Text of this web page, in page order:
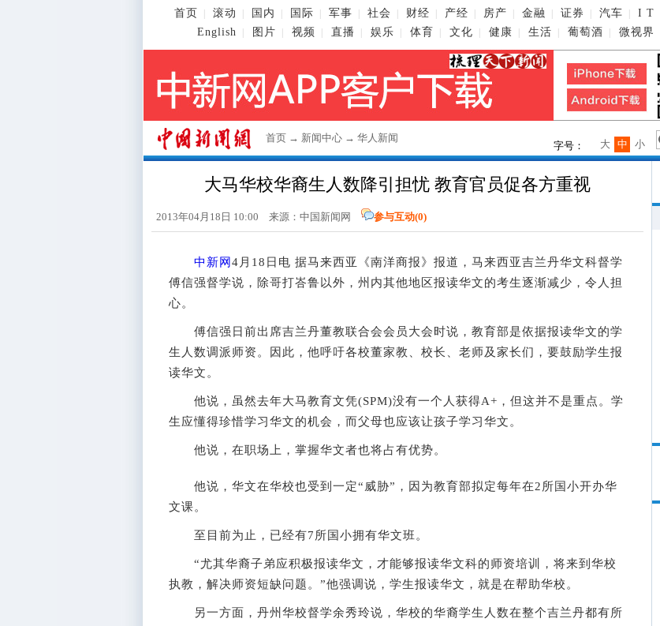
首页 滚动 国内 国际 军事 社会 财经 产经 房产 金融 证券 汽车 I T
English
图片 视频 直播 娱乐 体育 文化 健康 生活 葡萄酒 微视界
首页 → 新闻中心 → 华人新闻
字号： 小
中
大
大马华校华裔生人数降引担忧 教育官员促各方重视
2013年04月18日 10:00 来源： 中国新闻网 参与互动(0)
中新网 4月18日电 据马来西亚《南洋商报》报道，马来西亚吉兰丹华文科督学
傅信强督学说，除哥打峇鲁以外，州内其他地区报读华文的考生逐渐减少，令人担
心。
傅信强日前出席吉兰丹董教联合会会员大会时说，教育部是依据报读华文的学
生人数调派师资。因此，他呼吁各校董家教、校长、老师及家长们，要鼓励学生报
读华文。
他说，虽然去年大马教育文凭(SPM)没有一个人获得A+，但这并不是重点。学
生应懂得珍惜学习华文的机会，而父母也应该让孩子学习华文。
他说，在职场上，掌握华文者也将占有优势。
他说，华文在华校也受到一定“威胁”，因为教育部拟定每年在2所国小开办华
文课。
至目前为止，已经有7所国小拥有华文班。
“尤其华裔子弟应积极报读华文，才能够报读华文科的师资培训，将来到华校
执教，解决师资短缺问题。”他强调说，学生报读华文，就是在帮助华校。
另一方面，丹州华校督学余秀玲说，华校的华裔学生人数在整个吉兰丹都有所